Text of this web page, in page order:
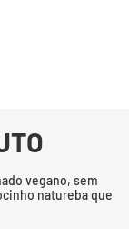
vegano, sem
natureba que